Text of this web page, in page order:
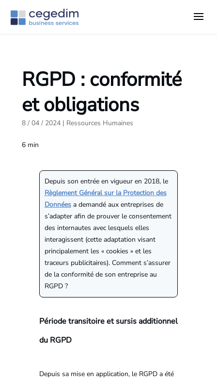
RGPD : conformité
et obligations
8 / 04 / 2024| Ressources Humaines
6 min
Depuis son entrée en vigueur en 2018, le
Règlement Général sur la Protection des
Donnéesa demandé aux entreprises de
s’adapter afin de prouver le consentement
des internautes avec lesquels elles
interagissent (cette adaptation visant
principalement les « cookies » et les
traceurs publicitaires). Comment s’assurer
de la conformité de son entreprise au
RGPD ?
Période transitoire et sursis additionnel
du RGPD
Depuis sa mise en application, le RGPD a été